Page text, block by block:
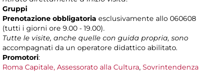
Gruppi
Prenotazione obbligatoria esclusivamente allo 060608
(tutti i giorni ore 9.00 - 19.00).
Tutte le visite, anche quelle con guida propria, sono
accompagnati da un operatore didattico abilitato.
Promotori:
Roma Capitale, Assessorato alla Cultura, Sovrintendenza